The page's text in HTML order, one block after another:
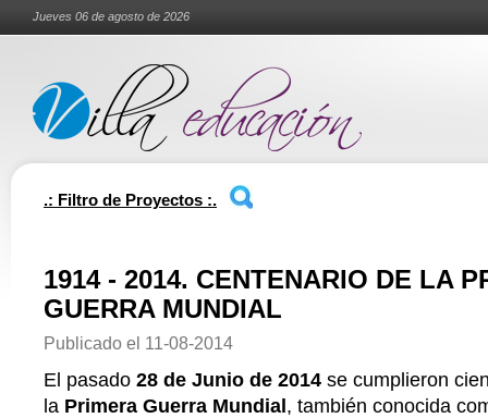
Jueves 06 de agosto de 2026
.: Filtro de Proyectos :.
1914 - 2014. CENTENARIO DE LA
GUERRA MUNDIAL
Publicado el 11-08-2014
El pasado 28 de Junio de 2014 se cumplieron
la Primera Guerra Mundial , también conocida